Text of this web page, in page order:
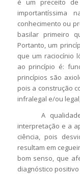
é um preceito
importantíssima
conhecimento ou
basilar primeiro
Portanto, um
que um raciocínio
ao princípio é:
princípios são
pois a construção
infralegal e/ou
A qualidade
interpretação e a
ciência, pois
resultam em
bom senso, que
diagnóstico